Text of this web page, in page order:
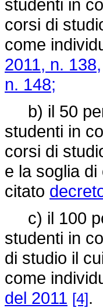
studenti in
corsi di
come
2011, n. 138,
n. 148;
b) il 50 per
studenti in
corsi di
e la soglia
citato
c) il 100
studenti in
di studio il
come
del 2011 [4].